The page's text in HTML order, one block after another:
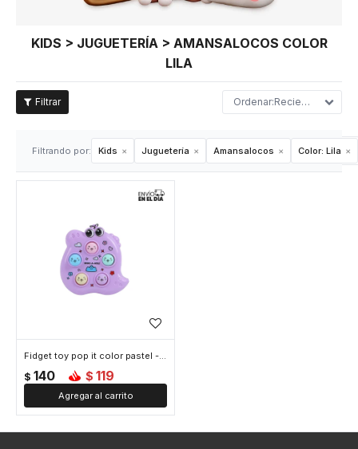
KIDS > JUGUETERÍA > AMANSALOCOS COLOR
LILA
Recientes
Filtrando por: Kids Juguetería Amansalocos Color: Lila
Fidget toy pop it color pastel - Lila
$ 140 $ 119